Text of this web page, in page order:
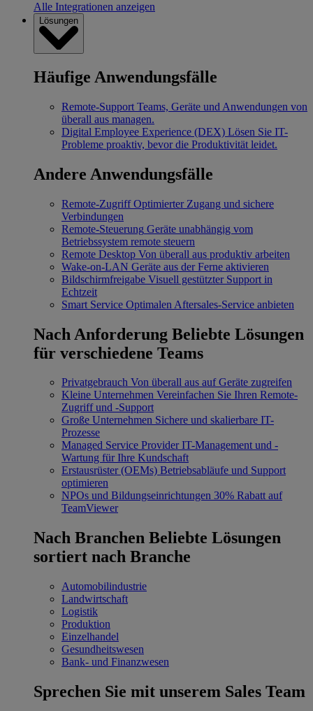
Alle Integrationen anzeigen
Lösungen
Häufige Anwendungsfälle
Remote-Support Teams, Geräte und Anwendungen von
überall aus managen.
Digital Employee Experience (DEX) Lösen Sie IT-
Probleme proaktiv, bevor die Produktivität leidet.
Andere Anwendungsfälle
Remote-Zugriff Optimierter Zugang und sichere
Verbindungen
Remote-Steuerung Geräte unabhängig vom
Betriebssystem remote steuern
Remote Desktop Von überall aus produktiv arbeiten
Wake-on-LAN Geräte aus der Ferne aktivieren
Bildschirmfreigabe Visuell gestützter Support in
Echtzeit
Smart Service Optimalen Aftersales-Service anbieten
Nach Anforderung Beliebte Lösungen
für verschiedene Teams
Privatgebrauch Von überall aus auf Geräte zugreifen
Kleine Unternehmen Vereinfachen Sie Ihren Remote-
Zugriff und -Support
Große Unternehmen Sichere und skalierbare IT-
Prozesse
Managed Service Provider IT-Management und -
Wartung für Ihre Kundschaft
Erstausrüster (OEMs) Betriebsabläufe und Support
optimieren
NPOs und Bildungseinrichtungen 30% Rabatt auf
TeamViewer
Nach Branchen Beliebte Lösungen
sortiert nach Branche
Automobilindustrie
Landwirtschaft
Logistik
Produktion
Einzelhandel
Gesundheitswesen
Bank- und Finanzwesen
Sprechen Sie mit unserem Sales Team